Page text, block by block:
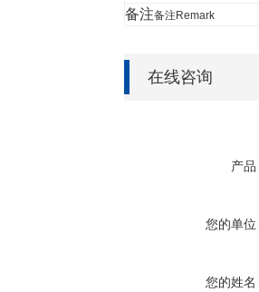
备注备注 Remark
在线咨询
产品
您的单位
您的姓名